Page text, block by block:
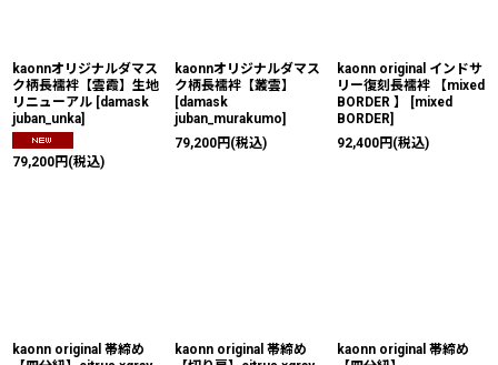
kaonnオリジナルダマス
ク柄長襦袢【雲霞】生地
リニューアル [damask
juban_unka]
79,200円 (税込)
kaonnオリジナルダマス
ク柄長襦袢【叢雲】
[damask
juban_murakumo]
79,200円 (税込)
kaonn original インドサ
リー復刻長襦袢 【mixed
BORDER 】
[mixed
BORDER]
92,400円 (税込)
kaonn original 帯締め
kaonn original 帯締め
kaonn original 帯締め